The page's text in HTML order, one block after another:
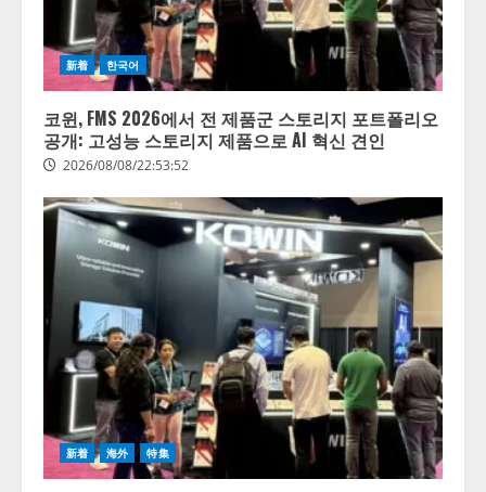
新着 한국어
코윈, FMS 2026에서 전 제품군 스토리지 포트폴리오
공개: 고성능 스토리지 제품으로 AI 혁신 견인
2026/08/08/22:53:52
新着 海外 特集